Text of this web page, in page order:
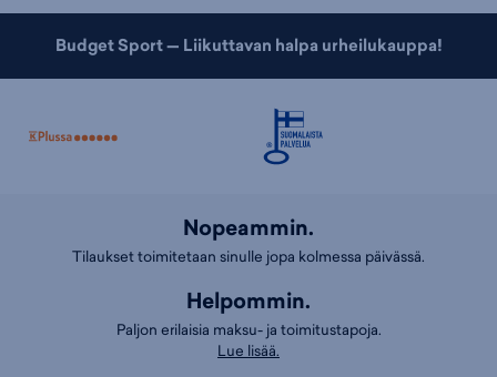
Budget Sport — Liikuttavan halpa urheilukauppa!
Nopeammin.
Tilaukset toimitetaan sinulle jopa kolmessa päivässä.
Helpommin.
Paljon erilaisia maksu- ja toimitustapoja.
Lue lisää.